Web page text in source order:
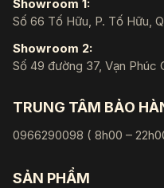
Showroom 1:
Số 66 Tố Hữu, P. Tố Hữu,
Showroom 2:
Số 49 đường 37, Vạn
TRUNG TÂM BẢO
0966290098 ( 8h00 –
SẢN PHẨM